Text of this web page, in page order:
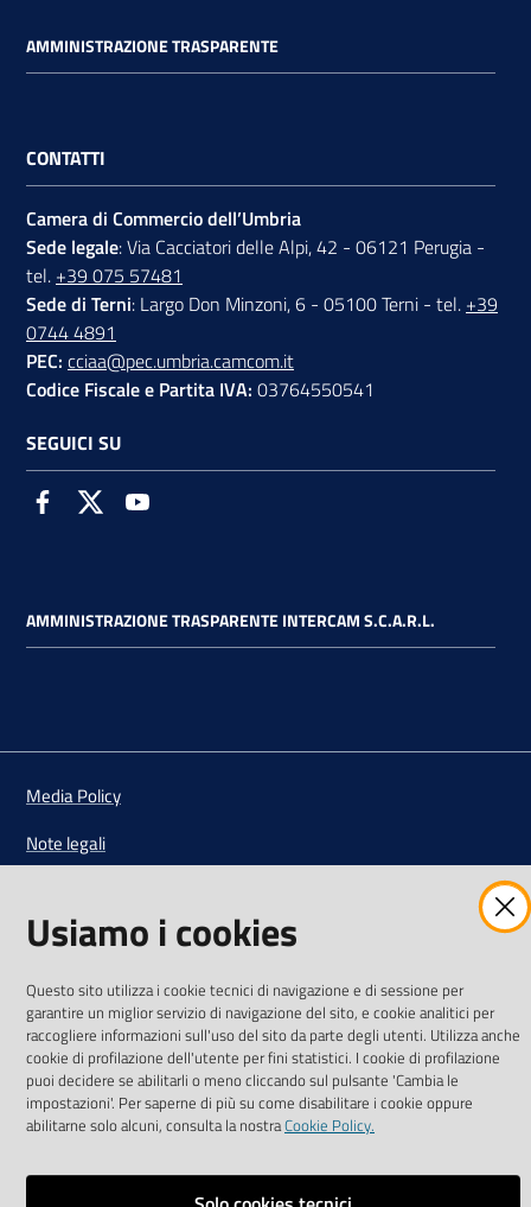
AMMINISTRAZIONE TRASPARENTE
CONTATTI
Camera di Commercio dell’Umbria
Sede legale: Via Cacciatori delle Alpi, 42 - 06121 Perugia -
tel. +39 075 57481
Sede di Terni: Largo Don Minzoni, 6 - 05100 Terni - tel. +39
0744 4891
PEC: cciaa@pec.umbria.camcom.it
Codice Fiscale e Partita IVA: 03764550541
SEGUICI SU
FacebookTwitter
AMMINISTRAZIONE TRASPARENTE INTERCAM S.C.A.R.L.
Vai alla pagina
Media Policy
Note legali
Mappa del sito
Credits
Dichiarazione di accessibilità
Monitoraggio accessi al sito
Impostazioni cookie
Usiamo i cookies
Questo sito utilizza i cookie tecnici di navigazione e di sessione per
garantire un miglior servizio di navigazione del sito, e cookie analitici per
raccogliere informazioni sull'uso del sito da parte degli utenti. Utilizza anche
cookie di profilazione dell'utente per fini statistici. I cookie di profilazione
puoi decidere se abilitarli o meno cliccando sul pulsante 'Cambia le
impostazioni'. Per saperne di più su come disabilitare i cookie oppure
abilitarne solo alcuni, consulta la nostraCookie Policy.